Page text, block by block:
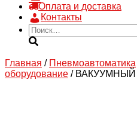
Оплата и доставка
Контакты
Найти:
Главная / Пневмоавтоматика
оборудование /